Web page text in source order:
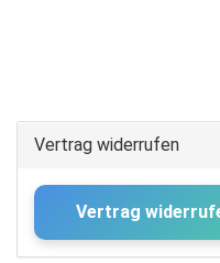
Vertrag widerrufen
Vertrag